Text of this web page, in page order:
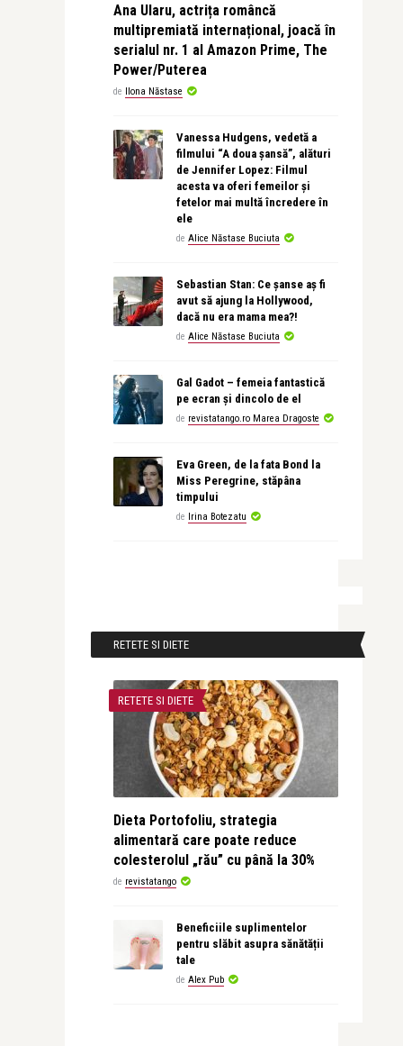
Ana Ularu, actrița româncă
multipremiată internațional, joacă în
serialul nr. 1 al Amazon Prime, The
Power/Puterea
de Ilona Năstase
Vanessa Hudgens, vedetă a
filmului “A doua șansă”, alături
de Jennifer Lopez: Filmul
acesta va oferi femeilor și
fetelor mai multă încredere în
ele
de Alice Năstase Buciuta
Sebastian Stan: Ce șanse aș fi
avut să ajung la Hollywood,
dacă nu era mama mea?!
de Alice Năstase Buciuta
Gal Gadot – femeia fantastică
pe ecran și dincolo de el
de revistatango.ro Marea Dragoste
Eva Green, de la fata Bond la
Miss Peregrine, stăpâna
timpului
de Irina Botezatu
RETETE SI DIETE
RETETE SI DIETE
Dieta Portofoliu, strategia
alimentară care poate reduce
colesterolul „rău” cu până la 30%
de revistatango
Beneficiile suplimentelor
pentru slăbit asupra sănătății
tale
de Alex Pub